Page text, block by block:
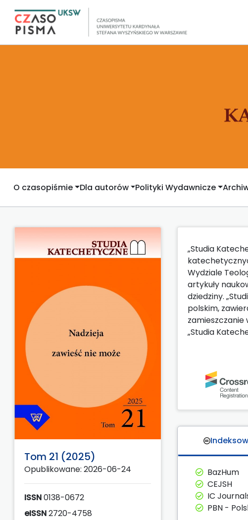
O czasopiśmie Dla autorów Polityki Wydawnicze
Tom 21 (2025)
Opublikowane: 2026-06-24
ISSN0138-0672
eISSN2720-4758
„Studia
Wydziale
artykuły
dziedziny.
polskim,
zamieszczanie
„Studia
BazHum
CEJSH
IC
PBN -